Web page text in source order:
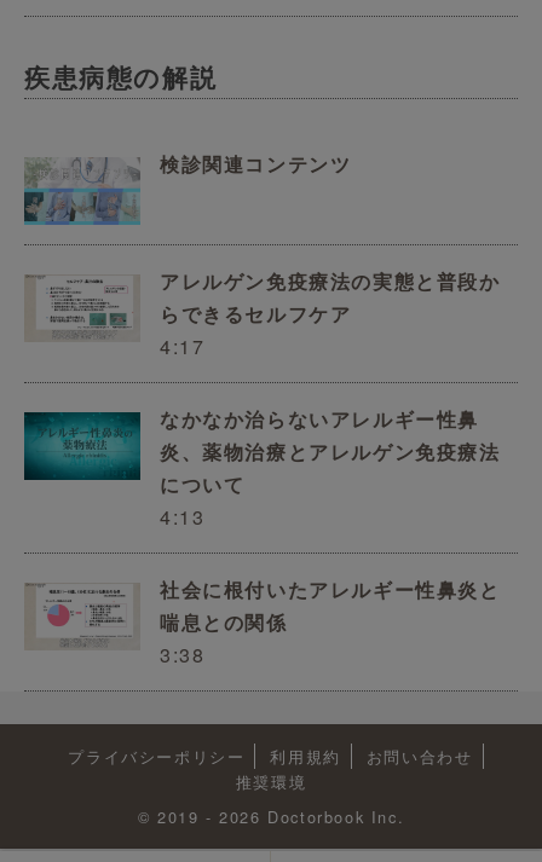
疾患病態の解説
検診関連コンテンツ
アレルゲン免疫療法の実態と普段か
らできるセルフケア
4:17
なかなか治らないアレルギー性鼻
炎、薬物治療とアレルゲン免疫療法
について
4:13
社会に根付いたアレルギー性鼻炎と
喘息との関係
3:38
プライバシーポリシー 利用規約
お問い合わせ
推奨環境
© 2019 - 2026 Doctorbook Inc.